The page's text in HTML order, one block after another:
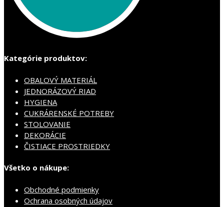
Kategórie produktov:
OBALOVÝ MATERIÁL
JEDNORÁZOVÝ RIAD
HYGIENA
CUKRÁRENSKÉ POTREBY
STOLOVANIE
DEKORÁCIE
ČISTIACE PROSTRIEDKY
Všetko o nákupe:
Obchodné podmienky
Ochrana osobných údajov